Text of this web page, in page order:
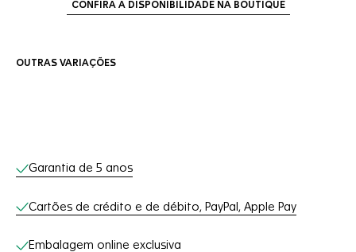
CONFIRA A DISPONIBILIDADE NA BOUTIQUE
OUTRAS VARIAÇÕES
Serviços on-line
Garantia de 5 anos
Cartões de crédito e de débito, PayPal, Apple Pay
Embalagem online exclusiva